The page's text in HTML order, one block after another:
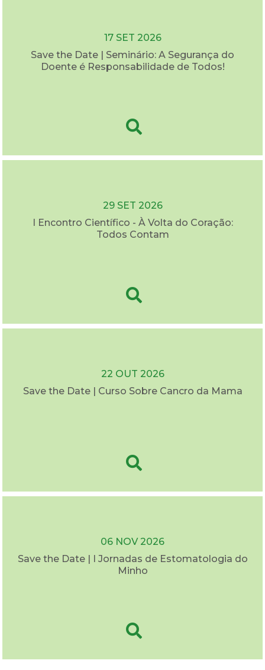
17 SET 2026
Save the Date | Seminário: A Segurança do
Doente é Responsabilidade de Todos!
29 SET 2026
I Encontro Científico - À Volta do Coração:
Todos Contam
22 OUT 2026
Save the Date | Curso Sobre Cancro da Mama
06 NOV 2026
Save the Date | I Jornadas de Estomatologia do
Minho